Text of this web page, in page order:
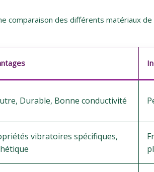
comparaison des différents matériaux
Durable, Bonne conductivité
vibratoires spécifiques,